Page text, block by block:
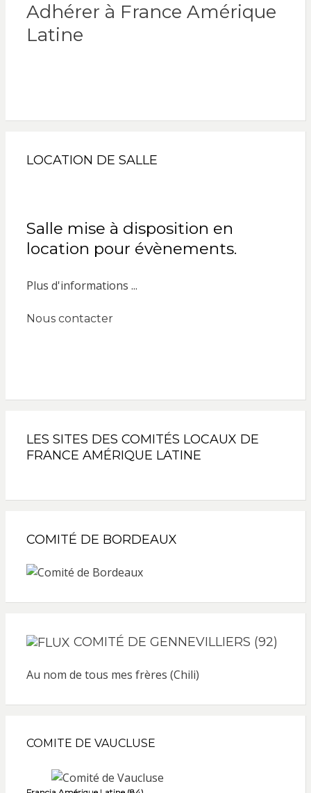
Adhérer à France Amérique
Latine
LOCATION DE SALLE
Salle mise à disposition en
location pour évènements.
Plus d'informations ...
Nous contacter
LES SITES DES COMITÉS LOCAUX DE
FRANCE AMÉRIQUE LATINE
COMITÉ DE BORDEAUX
COMITÉ DE GENNEVILLIERS (92)
Au nom de tous mes frères (Chili)
COMITE DE VAUCLUSE